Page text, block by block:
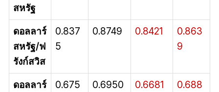
สหรัฐ
ดอลลาร์
สหรัฐ/ฟ
รังก์สวิส
0.837
5
0.8749 0.8421
0.863
9
ดอลลาร์
0.675
0.6950 0.6681
0.688